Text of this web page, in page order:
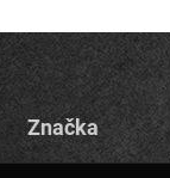
Značka